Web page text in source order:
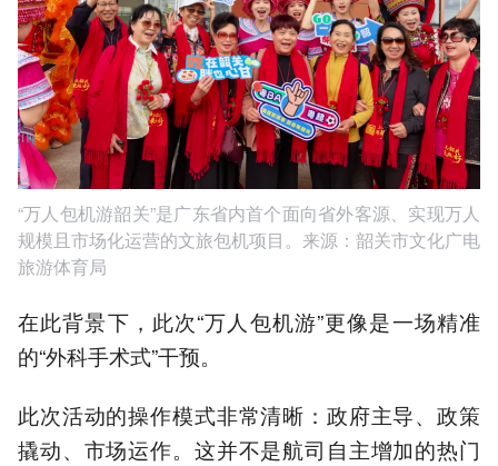
“万人包机游韶关”是广东省内首个面向省外客源、实现万人
规模且市场化运营的文旅包机项目。来源：韶关市文化广电
旅游体育局
在此背景下，此次“万人包机游”更像是一场精准
的“外科手术式”干预。
此次活动的操作模式非常清晰：政府主导、政策
撬动、市场运作。这并不是航司自主增加的热门